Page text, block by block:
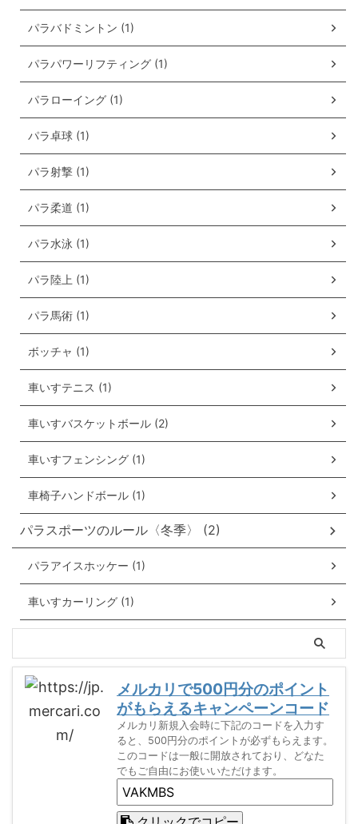
パラバドミントン (1)
パラパワーリフティング (1)
パラローイング (1)
パラ卓球 (1)
パラ射撃 (1)
パラ柔道 (1)
パラ水泳 (1)
パラ陸上 (1)
パラ馬術 (1)
ボッチャ (1)
車いすテニス (1)
車いすバスケットボール (2)
車いすフェンシング (1)
車椅子ハンドボール (1)
パラスポーツのルール〈冬季〉 (2)
パラアイスホッケー (1)
車いすカーリング (1)
メルカリで500円分のポイント
がもらえるキャンペーンコード
メルカリ新規入会時に下記のコードを入力す
ると、500円分のポイントが必ずもらえます。
このコードは一般に開放されており、どなた
でもご自由にお使いいただけます。